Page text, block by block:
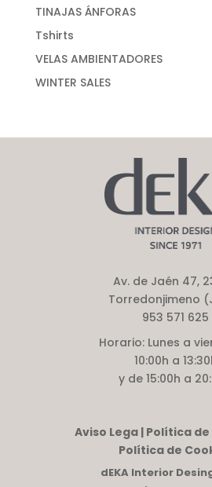
TINAJAS ÁNFORAS
Tshirts
VELAS AMBIENTADORES
WINTER SALES
Av. de Jaén 47,
Torredonjimeno
953 571 625
Horario:Lunes a
10:00h a
y de 15:00h a
Aviso Lega | Política
Política de
dEKA Interior